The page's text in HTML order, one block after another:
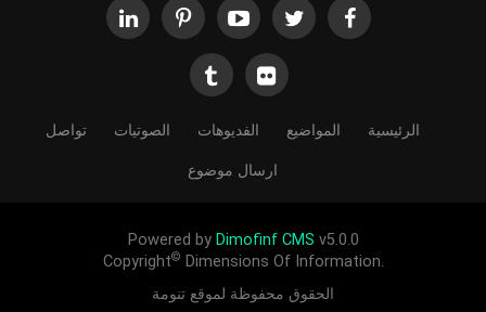
الرئيسية المواضيع الفديوهات الصوتيات تواصل
ارسال موضوع
Powered by Dimofinf CMS v5.0.0
Copyright© Dimensions Of Information.
الحقوق محفوظة لموقع تنومة